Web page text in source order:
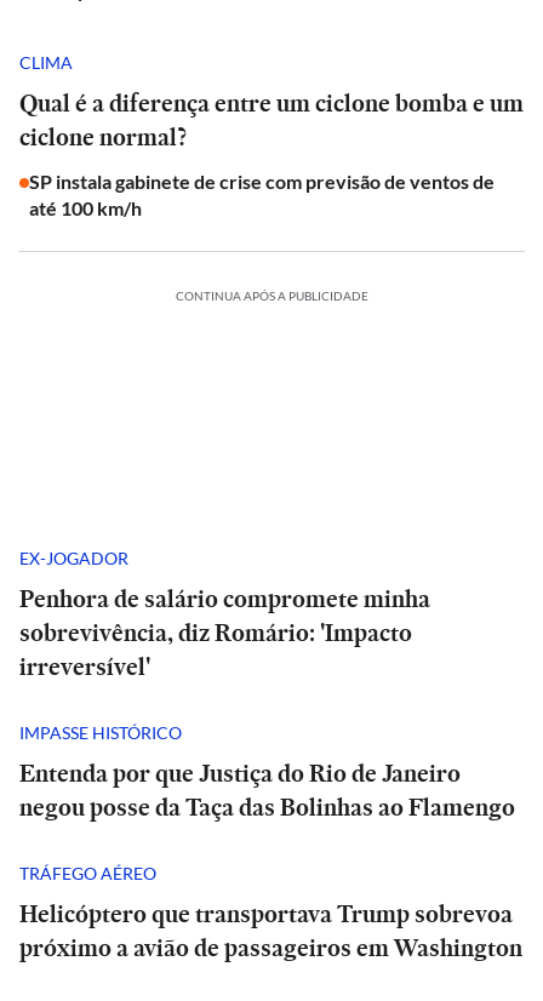
CLIMA
Qual é a diferença entre um ciclone bomba e um
ciclone normal?
SP instala gabinete de crise com previsão de ventos de
até 100 km/h
CONTINUA APÓS A PUBLICIDADE
EX-JOGADOR
Penhora de salário compromete minha
sobrevivência, diz Romário: 'Impacto
irreversível'
IMPASSE HISTÓRICO
Entenda por que Justiça do Rio de Janeiro
negou posse da Taça das Bolinhas ao Flamengo
TRÁFEGO AÉREO
Helicóptero que transportava Trump sobrevoa
próximo a avião de passageiros em Washington